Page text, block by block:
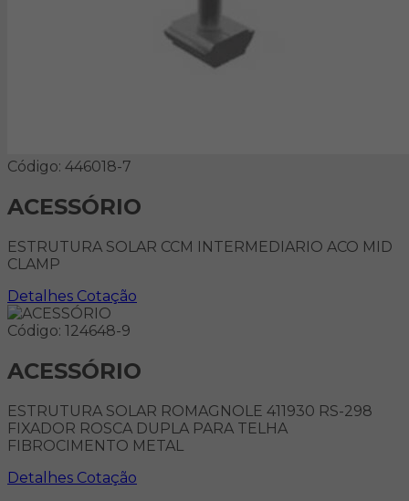
Código: 446018-7
ACESSÓRIO
ESTRUTURA SOLAR CCM INTERMEDIARIO ACO MID
CLAMP
Detalhes Cotação
Código: 124648-9
ACESSÓRIO
ESTRUTURA SOLAR ROMAGNOLE 411930 RS-298
FIXADOR ROSCA DUPLA PARA TELHA
FIBROCIMENTO METAL
Detalhes Cotação